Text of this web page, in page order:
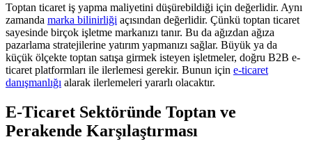
Toptan ticaret iş yapma maliyetini düşürebildiği için değerlidir. Aynı
zamanda marka bilinirliği açısından değerlidir. Çünkü toptan ticaret
sayesinde birçok işletme markanızı tanır. Bu da ağızdan ağıza
pazarlama stratejilerine yatırım yapmanızı sağlar. Büyük ya da
küçük ölçekte toptan satışa girmek isteyen işletmeler, doğru B2B e-
ticaret platformları ile ilerlemesi gerekir. Bunun için e-ticaret
danışmanlığı alarak ilerlemeleri yararlı olacaktır.
E-Ticaret Sektöründe Toptan ve
Perakende Karşılaştırması